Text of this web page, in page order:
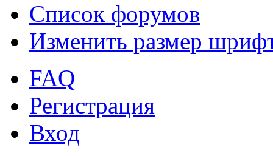
Список форумов
Изменить размер
FAQ
Регистрация
Вход